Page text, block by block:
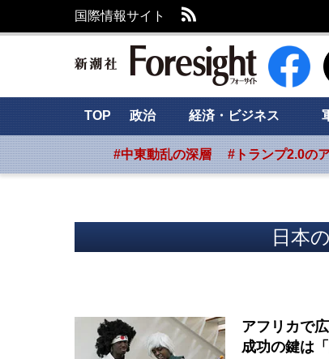
国際情報サイト
新潮社
TOP 政治 経済・ビジネス
#中東動乱の深層 #トランプ2.0の
日本
アフリカで
成功の鍵は